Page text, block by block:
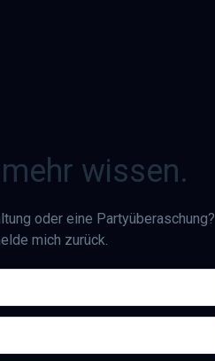
wissen.
oder eine Partyüberaschung?
mich zurück.